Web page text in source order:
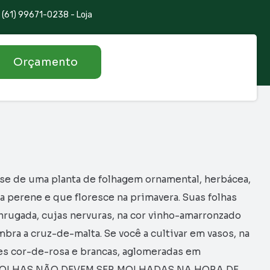
(61) 99671-0238 - Loja
Orçamento
de uma planta de folhagem ornamental, herbácea,
e que floresce na primavera. Suas folhas
cujas nervuras, na cor vinho-amarronzado
a cruz-de-malta. Se você a cultivar em vasos, na
cor-de-rosa e brancas, aglomeradas em